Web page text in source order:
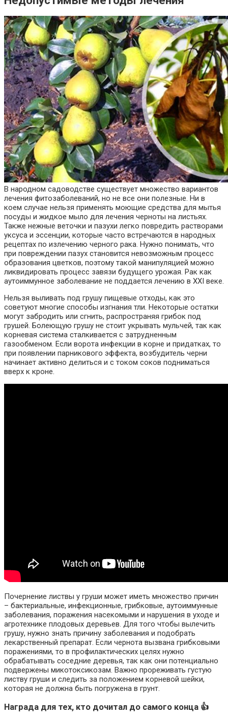
В народном садоводстве существует множество вариантов
лечения фитозаболеваний, но не все они полезные. Ни в
коем случае нельзя применять моющие средства для мытья
посуды и жидкое мыло для лечения черноты на листьях.
Также нежные веточки и пазухи легко повредить растворами
уксуса и эссенции, которые часто встречаются в народных
рецептах по излечению черного рака. Нужно понимать, что
при повреждении пазух становится невозможным процесс
образования цветков, поэтому такой манипуляцией можно
ликвидировать процесс завязи будущего урожая. Рак как
аутоиммунное заболевание не поддается лечению в ХХI веке.
Нельзя выливать под грушу пищевые отходы, как это
советуют многие способы изгнания тли. Некоторые остатки
могут забродить или сгнить, распространяя грибок под
грушей. Болеющую грушу не стоит укрывать мульчей, так как
корневая система сталкивается с затрудненным
газообменом. Если ворота инфекции в корне и придатках, то
при появлении парникового эффекта, возбудитель черни
начинает активно делиться и с током соков подниматься
вверх к кроне.
Почернение листвы у груши может иметь множество причин
– бактериальные, инфекционные, грибковые, аутоиммунные
заболевания, поражения насекомыми и нарушения в уходе и
агротехнике плодовых деревьев. Для того чтобы вылечить
грушу, нужно знать причину заболевания и подобрать
лекарственный препарат. Если чернота вызвана грибковыми
поражениями, то в профилактических целях нужно
обрабатывать соседние деревья, так как они потенциально
подвержены микотоксикозам. Важно прореживать густую
листву груши и следить за положением корневой шейки,
которая не должна быть погружена в грунт.
Награда для тех, кто дочитал до самого конца 👍